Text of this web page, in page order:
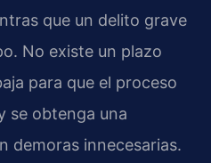
que un delito grave
No existe un plazo
para que el proceso
se obtenga una
demoras innecesarias.